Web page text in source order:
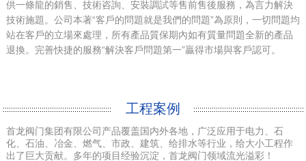
供一條龍的銷售、技術咨詢、安裝調試等售前售後服務，為言力解決
技術施題。公司本著“客戶的問題就是我們的問題”為原則，一切問題均
站在客戶的立場來處理，所有產品質保期內如有質量問題全新的產品
退換。完善快捷的服務“解決客戶問題第一”贏得市場與客戶認可。
工程案例
首龙阀门集团有限公司产品覆盖国内外各地，广泛应用于电力、石
化、石油、冶金、燃气、市政、建筑、给排水等行业，给大小工程作
出了巨大贡献。多年的项目经验沉淀，首龙阀门领域流光溢彩！